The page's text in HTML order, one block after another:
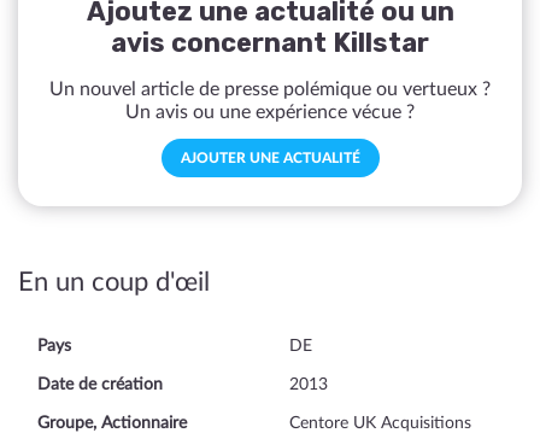
Ajoutez une actualité ou un
avis concernant Killstar
Un nouvel article de presse polémique ou vertueux ?
Un avis ou une expérience vécue ?
AJOUTER UNE ACTUALITÉ
En un coup d'œil
Pays DE
Date de création 2013
Groupe, Actionnaire Centore UK Acquisitions